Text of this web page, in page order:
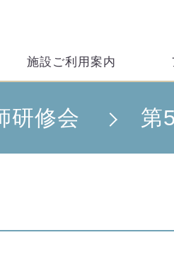
施設ご利用案内
研修会 第